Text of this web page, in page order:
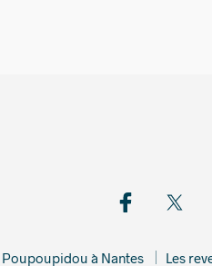
à Nantes Les